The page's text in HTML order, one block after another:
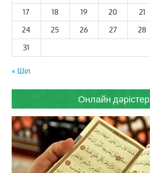
17
18 19 20 21
24
25 26 27 28
31
« Шіл
Онлайн дәрістер